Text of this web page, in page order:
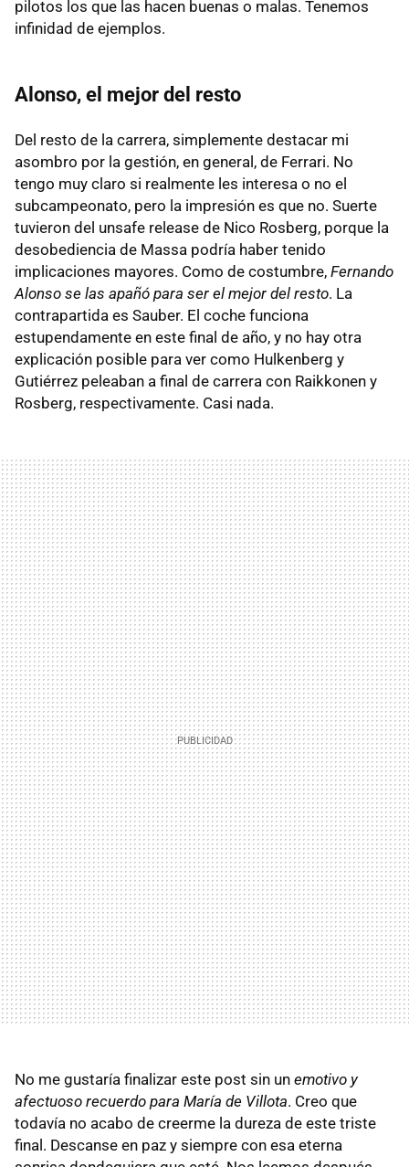
pilotos los que las hacen buenas o malas. Tenemos
infinidad de ejemplos.
Alonso, el mejor del resto
Del resto de la carrera, simplemente destacar mi
asombro por la gestión, en general, de Ferrari. No
tengo muy claro si realmente les interesa o no el
subcampeonato, pero la impresión es que no. Suerte
tuvieron del unsafe release de Nico Rosberg, porque la
desobediencia de Massa podría haber tenido
implicaciones mayores. Como de costumbre, Fernando
Alonso se las apañó para ser el mejor del resto. La
contrapartida es Sauber. El coche funciona
estupendamente en este final de año, y no hay otra
explicación posible para ver como Hulkenberg y
Gutiérrez peleaban a final de carrera con Raikkonen y
Rosberg, respectivamente. Casi nada.
No me gustaría finalizar este post sin un emotivo y
afectuoso recuerdo para María de Villota. Creo que
todavía no acabo de creerme la dureza de este triste
final. Descanse en paz y siempre con esa eterna